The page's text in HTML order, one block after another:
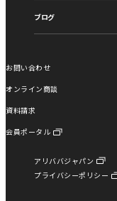
ブログ
お問い合わせ
オンライン商談
資料請求
会員ポータル
アリババジャパン
プライバシーポリシー